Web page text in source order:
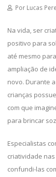
Por Lucas
Na vida, ser
positivo para
até mesmo
ampliação de
novo. Durante
crianças
com que
para brincar
Especialistas
criatividade
confundi-las